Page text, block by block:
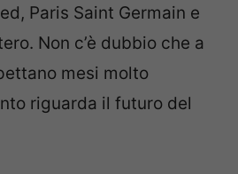
Paris Saint Germain e
Non c’è dubbio che a
mesi molto
riguarda il futuro del